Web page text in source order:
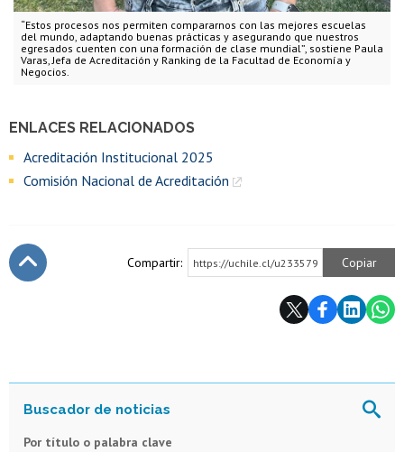
“Estos procesos nos permiten compararnos con las mejores escuelas
del mundo, adaptando buenas prácticas y asegurando que nuestros
egresados cuenten con una formación de clase mundial”, sostiene Paula
Varas, Jefa de Acreditación y Ranking de la Facultad de Economía y
Negocios.
ENLACES RELACIONADOS
Acreditación Institucional 2025
Comisión Nacional de Acreditación
Compartir: https://uchile.cl/u233579 Copiar
Por título o palabra clave